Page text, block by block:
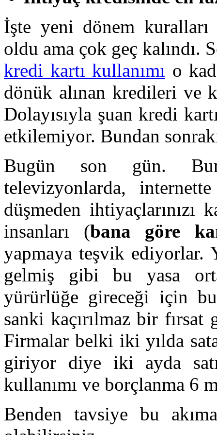
İşte yeni dönem
oldu ama çok geç kalındı.
kredi kartı kullanımı o
dönük alınan kredileri ve
Dolayısıyla şuan kredi
etkilemiyor. Bundan
Bugün son gün.
televizyonlarda,
düşmeden ihtiyaçlarınızı
insanları (bana göre
yapmaya teşvik ediyorlar.
gelmiş gibi bu yasa
yürürlüğe gireceği için
sanki kaçırılmaz bir
Firmalar belki iki yılda
giriyor diye iki ayda
kullanımı ve borçlanma 6
Benden tavsiye bu